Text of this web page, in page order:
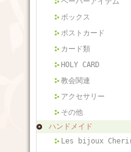
ボックス
ポストカード
カード類
HOLY CARD
教会関連
アクセサリー
その他
ハンドメイド
Les bijoux